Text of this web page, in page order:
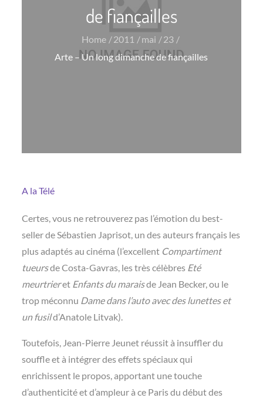
de fiançailles
Home 2011 mai
23
Arte – Un long dimanche de fiançailles
A la Télé
Certes, vous ne retrouverez pas l’émotion du best-
seller de Sébastien Japrisot, un des auteurs français les
plus adaptés au cinéma (l’excellent Compartiment
tueursde Costa-Gavras, les très célèbres Eté
meurtrieret Enfants du maraisde Jean Becker, ou le
trop méconnu Dame dans l’auto avec des lunettes et
un fusild’Anatole Litvak).
Toutefois, Jean-Pierre Jeunet réussit à insuffler du
souffle et à intégrer des effets spéciaux qui
enrichissent le propos, apportant une touche
d’authenticité et d’ampleur à ce Paris du début des